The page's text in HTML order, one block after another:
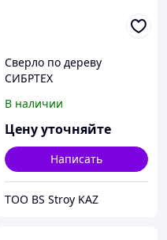
Сверло по дереву
СИБРТЕХ
хвостовик 4мм
В наличии
Цену уточняйте
Написать
ТОО BS Stroy KAZ